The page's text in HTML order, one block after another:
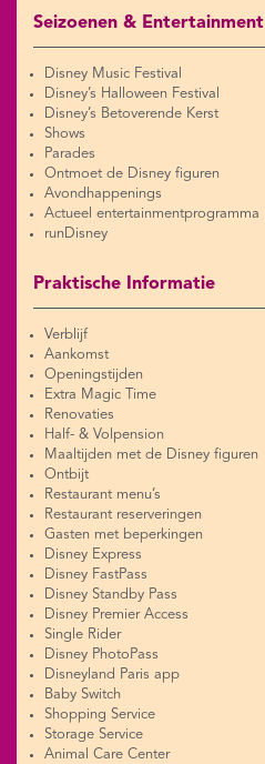
Seizoenen & Entertainment
Disney Music Festival
Disney’s Halloween Festival
Disney’s Betoverende Kerst
Shows
Parades
Ontmoet de Disney figuren
Avondhappenings
Actueel entertainmentprogramma
runDisney
Praktische Informatie
Verblijf
Aankomst
Openingstijden
Extra Magic Time
Renovaties
Half- & Volpension
Maaltijden met de Disney figuren
Ontbijt
Restaurant menu’s
Restaurant reserveringen
Gasten met beperkingen
Disney Express
Disney FastPass
Disney Standby Pass
Disney Premier Access
Single Rider
Disney PhotoPass
Disneyland Paris app
Baby Switch
Shopping Service
Storage Service
Animal Care Center